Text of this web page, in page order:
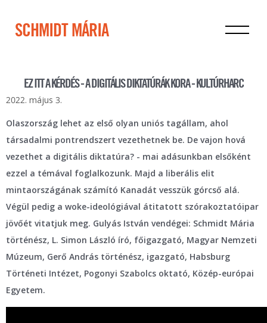
SCHMIDT MÁRIA
EZ ITT A KÉRDÉS - A DIGITÁLIS DIKTATÚRÁK KORA - KULTÚRHARC
2022. május 3.
Olaszország lehet az első olyan uniós tagállam, ahol
társadalmi pontrendszert vezethetnek be. De vajon hová
vezethet a digitális diktatúra? - mai adásunkban elsőként
ezzel a témával foglalkozunk. Majd a liberális elit
mintaországának számító Kanadát vesszük górcső alá.
Végül pedig a woke-ideológiával átitatott szórakoztatóipar
jövőét vitatjuk meg. Gulyás István vendégei: Schmidt Mária
történész, L. Simon László író, főigazgató, Magyar Nemzeti
Múzeum, Gerő András történész, igazgató, Habsburg
Történeti Intézet, Pogonyi Szabolcs oktató, Közép-európai
Egyetem.